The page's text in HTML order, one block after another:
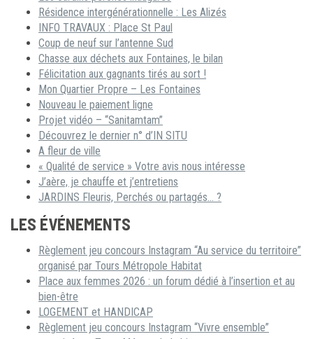
Résidence intergénérationnelle : Les Alizés
INFO TRAVAUX : Place St Paul
Coup de neuf sur l’antenne Sud
Chasse aux déchets aux Fontaines, le bilan
Félicitation aux gagnants tirés au sort !
Mon Quartier Propre – Les Fontaines
Nouveau le paiement ligne
Projet vidéo – “Sanitamtam”
Découvrez le dernier n° d’IN SITU
A fleur de ville
« Qualité de service » Votre avis nous intéresse
J’aère, je chauffe et j’entretiens
JARDINS Fleuris, Perchés ou partagés… ?
LES ÉVÉNEMENTS
Règlement jeu concours Instagram “Au service du territoire”
organisé par Tours Métropole Habitat
Place aux femmes 2026 : un forum dédié à l’insertion et au
bien-être
LOGEMENT et HANDICAP
Règlement jeu concours Instagram “Vivre ensemble”